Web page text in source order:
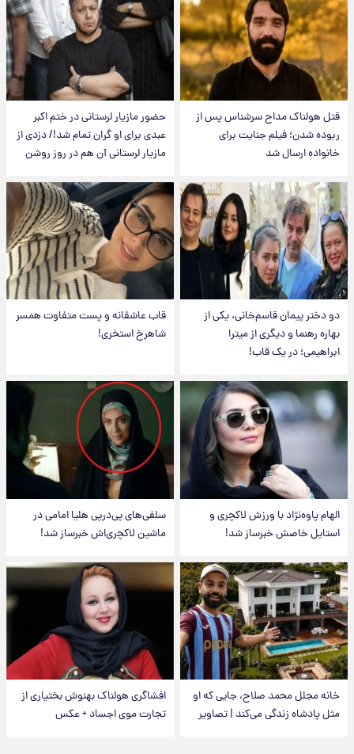
قتل هولناک مداح سرشناس پس از
ربوده شدن؛ فیلم جنایت برای
خانواده ارسال شد
حضور مازیار لرستانی در ختم اکبر
عبدی برای او گران تمام شد!/ دزدی از
مازیار لرستانی آن هم در روز روشن
دو دختر پیمان قاسم‌خانی، یکی از
بهاره رهنما و دیگری از میترا
ابراهیمی؛ در یک قاب!
قاب عاشقانه و پست متفاوت همسر
شاهرخ استخری!
الهام پاوه‌نژاد با ورزش لاکچری و
استایل خاصش خبرساز شد!
سلفی‌های پی‌درپی هلیا امامی در
ماشین لاکچری‌اش خبرساز شد!
خانه مجلل محمد صلاح، جایی که او
مثل پادشاه زندگی می‌کند | تصاویر
افشاگری هولناک بهنوش بختیاری از
تجارت موی اجساد + عکس